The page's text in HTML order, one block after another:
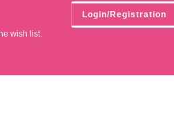
Login/Registration
wish list.